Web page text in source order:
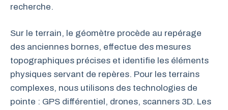
recherche.
Sur le terrain, le géomètre procède au repérage
des anciennes bornes, effectue des mesures
topographiques précises et identifie les éléments
physiques servant de repères. Pour les terrains
complexes, nous utilisons des technologies de
pointe : GPS différentiel, drones, scanners 3D. Les